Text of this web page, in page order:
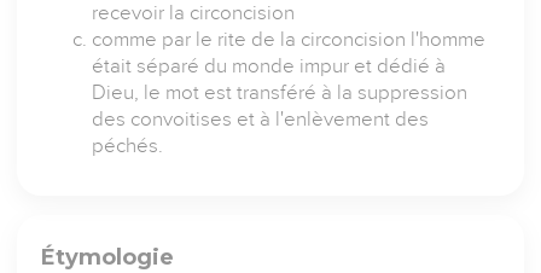
recevoir la circoncision
comme par le rite de la circoncision l'homme
était séparé du monde impur et dédié à
Dieu, le mot est transféré à la suppression
des convoitises et à l'enlèvement des
péchés.
Étymologie